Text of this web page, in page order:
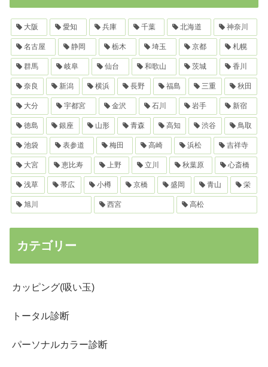
大阪 愛知 兵庫 千葉 北海道 神奈川
名古屋 静岡 栃木 埼玉 京都 札幌
群馬 岐阜 仙台 和歌山 茨城 香川
奈良 新潟 横浜 長野 福島 三重 秋田
大分 宇都宮 金沢 石川 岩手 新宿
徳島 銀座 山形 青森 高知 渋谷 鳥取
池袋 表参道 梅田 高崎 浜松 吉祥寺
大宮 恵比寿 上野 立川 秋葉原 心斎橋
浅草 帯広 小樽 京橋 盛岡 青山 栄
旭川 西宮 高松
カテゴリー
カッピング(吸い玉)
トータル診断
パーソナルカラー診断